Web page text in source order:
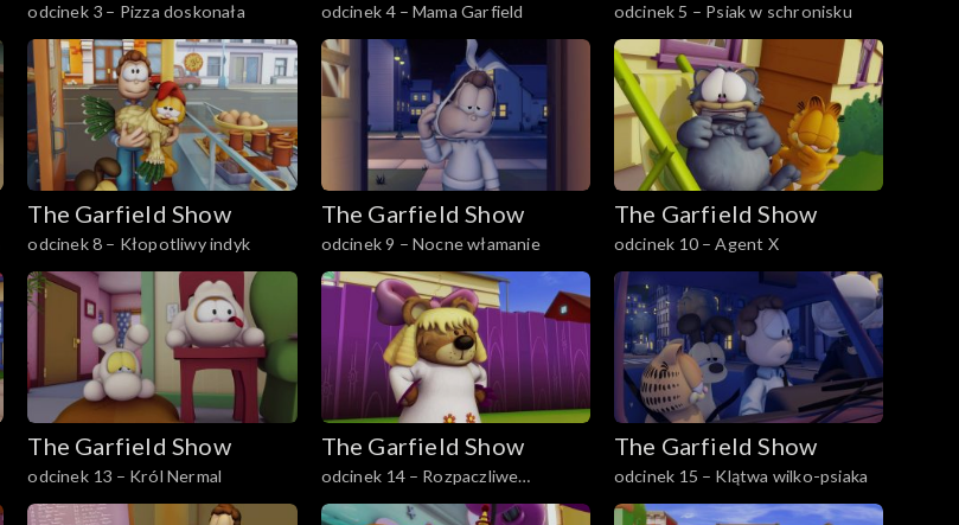
odcinek 3 – Pizza doskonała odcinek 4 – Mama Garfield odcinek 5 – Psiak w schronisku
The Garfield Show
odcinek 8 – Kłopotliwy indyk
The Garfield Show
odcinek 9 – Nocne włamanie
The Garfield Show
odcinek 10 – Agent X
The Garfield Show
odcinek 13 – Król Nermal
The Garfield Show
odcinek 14 – Rozpaczliwe
poszukiwania Pooky'ego
The Garfield Show
odcinek 15 – Klątwa wilko-psiaka